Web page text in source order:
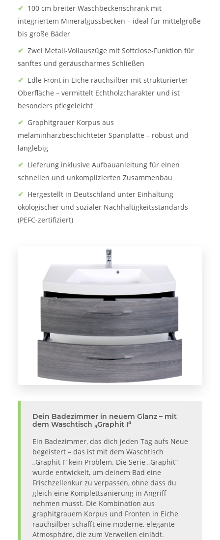
✔ 100 cm breiter Waschbeckenschrank mit
integriertem Mineralgussbecken – ideal für mittelgroße
bis große Bäder
✔ Zwei Metall-Vollauszüge mit Softclose-Funktion für
sanftes und geräuscharmes Schließen
✔ Edle Front in Eiche rauchsilber mit strukturierter
Oberfläche – vermittelt Echtholzcharakter und ist
besonders pflegeleicht
✔ Graphitgrauer Korpus aus
melaminharzbeschichteter Spanplatte – robust und
langlebig
✔ Lieferung inklusive Aufbauanleitung für einen
schnellen und unkomplizierten Zusammenbau
✔ Hergestellt in Deutschland unter Einhaltung
ökologischer und sozialer Nachhaltigkeitsstandards
(PEFC-zertifiziert)
Dein Badezimmer in neuem Glanz – mit
dem Waschtisch „Graphit I“
Ein Badezimmer, das dich jeden Tag aufs Neue
begeistert – das ist mit dem Waschtisch
„Graphit I“ kein Problem. Die Serie „Graphit“
wurde entwickelt, um deinem Bad eine
Frischzellenkur zu verpassen, ohne dass du
gleich eine Komplettsanierung in Angriff
nehmen musst. Die Kombination aus
graphitgrauem Korpus und Fronten in Eiche
rauchsilber schafft eine moderne, elegante
Atmosphäre, die zum Verweilen einlädt.